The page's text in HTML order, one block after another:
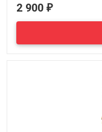
2 900 ₽